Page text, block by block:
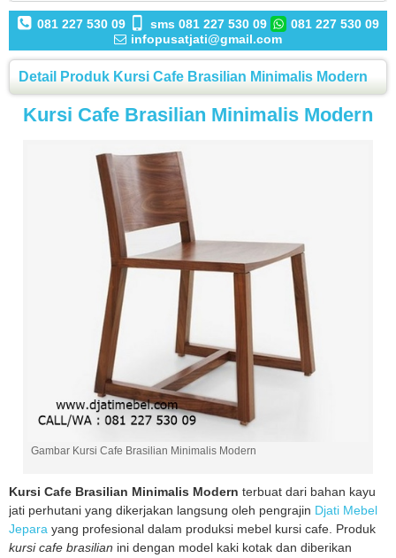
081 227 530 09 sms 081 227 530 09
081 227 530 09
infopusatjati@gmail.com
Detail Produk Kursi Cafe Brasilian Minimalis Modern
Kursi Cafe Brasilian Minimalis Modern
Gambar Kursi Cafe Brasilian Minimalis Modern
Kursi Cafe Brasilian Minimalis Modern terbuat dari bahan kayu
jati perhutani yang dikerjakan langsung oleh pengrajin Djati Mebel
Jepara yang profesional dalam produksi mebel kursi cafe. Produk
kursi cafe brasilian ini dengan model kaki kotak dan diberikan